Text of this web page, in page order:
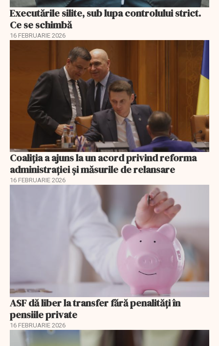
Executările silite, sub lupa controlului strict.
Ce se schimbă
16 FEBRUARIE 2026
Coaliția a ajuns la un acord privind reforma
administrației și măsurile de relansare
16 FEBRUARIE 2026
ASF dă liber la transfer fără penalități în
pensiile private
16 FEBRUARIE 2026